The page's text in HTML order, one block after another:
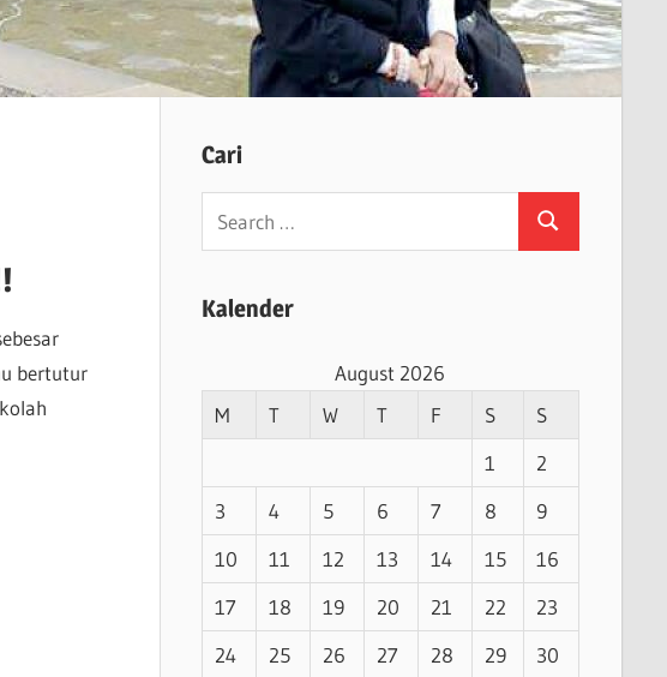
bertutur
Cari
Search
Kalender
August 2026
M
T W T F S
S
1
2
3
4 5 6 7 8
9
10
11 12 13 14 15
16
17
18 19 20 21 22
23
24
25 26 27 28 29
30